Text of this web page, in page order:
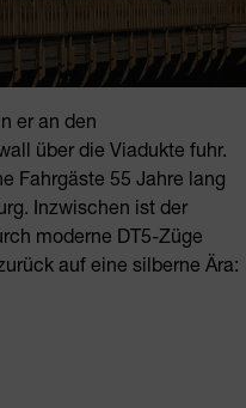
er an den
über die Viadukte fuhr.
Fahrgäste 55 Jahre lang
Inzwischen ist der
moderne DT5-Züge
auf eine silberne Ära: